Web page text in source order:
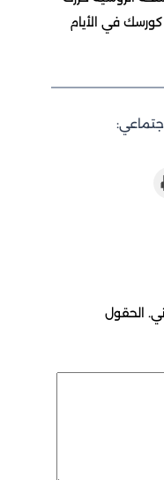
في كورسك في الأيام
الحقول